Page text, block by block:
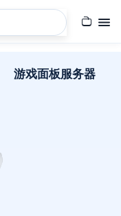
游戏面板服务器